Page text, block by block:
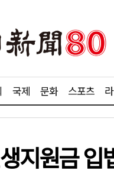
국제 문화 스포츠
지원금 입